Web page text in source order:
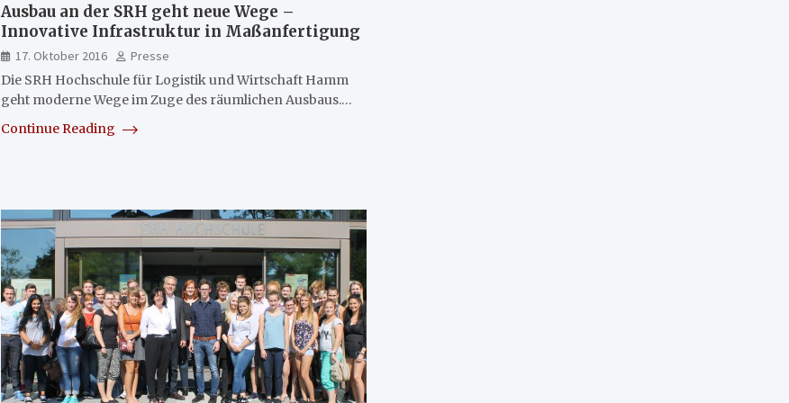
Ausbau an der SRH geht neue Wege –
Innovative Infrastruktur in Maßanfertigung
17. Oktober 2016
Presse
Die SRH Hochschule für Logistik und Wirtschaft Hamm
geht moderne Wege im Zuge des räumlichen Ausbaus.…
Continue Reading